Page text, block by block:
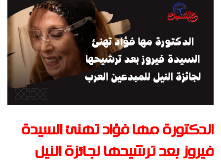
الدكتورة مها فؤاد تهنئ السيدة
فيروز بعد ترشيحها لجائزة النيل